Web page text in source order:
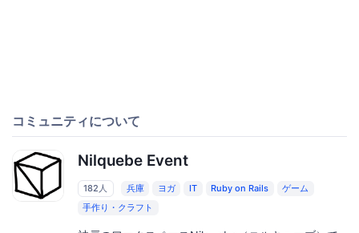
コミュニティについて
Nilquebe Event
182人 兵庫 ヨガ IT Ruby on Rails
ゲーム
手作り・クラフト